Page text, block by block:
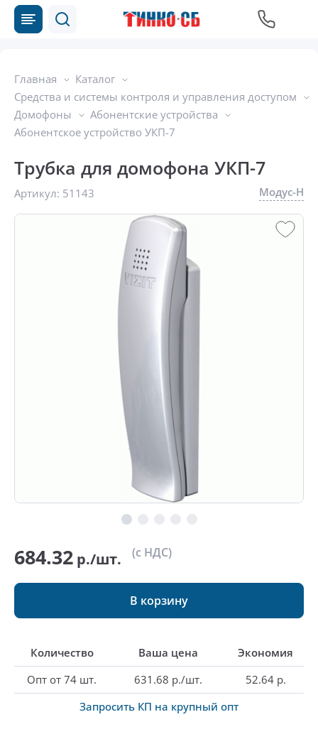
Главная
Каталог
Средства и системы контроля и управления доступом
Домофоны
Абонентские устройства
Абонентское устройство УКП-7
Трубка для домофона УКП-7
Артикул: 51143 Модус-Н
684.32 р./шт. (с НДС)
В корзину
Количество Ваша цена
Экономия
Опт от 74 шт.
631.68 р./шт.
52.64 р.
Запросить КП на крупный опт